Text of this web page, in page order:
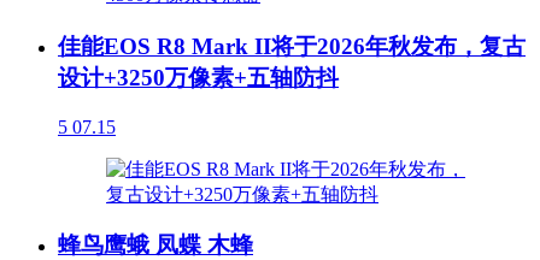
佳能EOS R8 Mark II将于2026年秋发布，复古
设计+3250万像素+五轴防抖
5 07.15
蜂鸟鹰蛾 凤蝶 木蜂